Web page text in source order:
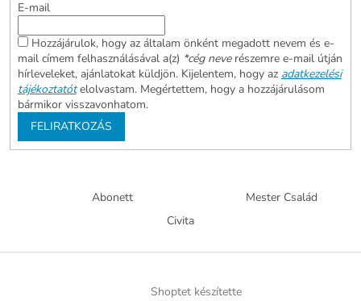
E-mail
Hozzájárulok, hogy az általam önként megadott nevem és e-
mail címem felhasználásával a(z) *cég neverészemre e-mail útján
hírleveleket, ajánlatokat küldjön. Kijelentem, hogy az adatkezelési
tájékoztatót elolvastam. Megértettem, hogy a hozzájárulásom
bármikor visszavonhatom.
FELIRATKOZÁS
Abonett
Mester Család
Civita
Shoptet készítette